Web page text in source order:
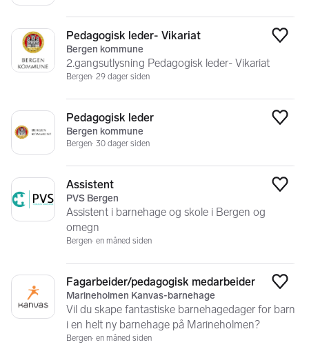
Pedagogisk leder- Vikariat
Bergen kommune
2.gangsutlysning Pedagogisk leder- Vikariat
Bergen 29 dager siden
Pedagogisk leder
Bergen kommune
Bergen 30 dager siden
Assistent
PVS Bergen
Assistent i barnehage og skole i Bergen og
omegn
Bergen en måned siden
Fagarbeider/pedagogisk medarbeider
Marineholmen Kanvas-barnehage
Vil du skape fantastiske barnehagedager for barn
i en helt ny barnehage på Marineholmen?
Bergen en måned siden